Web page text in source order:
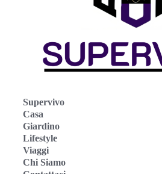
Supervivo
Casa
Giardino
Lifestyle
Viaggi
Chi Siamo